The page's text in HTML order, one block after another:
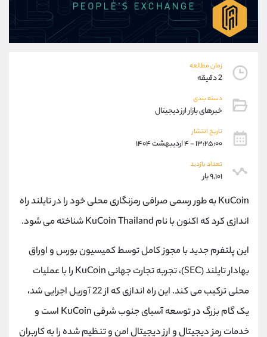
زمان مطالعه
2 دقیقه
دسته بندی
خبرهای بازار ارز دیجیتال
تاریخ انتشار
۱۳:۲۵:۰۰ - ۴ اردیبهشت ۱۴۰۴
تعداد بازدید
۹,۱۰۱ بار
KuCoin به طور رسمی صرافی رمزنگاری محلی خود را در تایلند راه
اندازی کرد که اکنون با نام KuCoin Thailand شناخته می شود.
این پلتفرم جدید با مجوز کامل توسط کمیسیون بورس و اوراق
بهادار تایلند (SEC)، تجربه تجارت جهانی KuCoin را با عملیات
محلی ترکیب می کند. این راه اندازی که از 22 آوریل اجرایی شد،
یک گام بزرگ در توسعه آسیای جنوب شرقی KuCoin است و
خدمات رمز دیجیتال و ارز دیجیتال امن و تنظیم شده را به کاربران
09304891085
واتساپ شروع گفتگو
تلگرام @Armteam_admin_103
پشتیبان فروش
موبایل
واتساپ
تلگرام
داخلی
اطلاعات تماس
تلفن 021-22021030
بدون پیش شماره 90001030
کانال تلگرام @alirezamehrabi_com
کانال بله @alirezamehrabi_official